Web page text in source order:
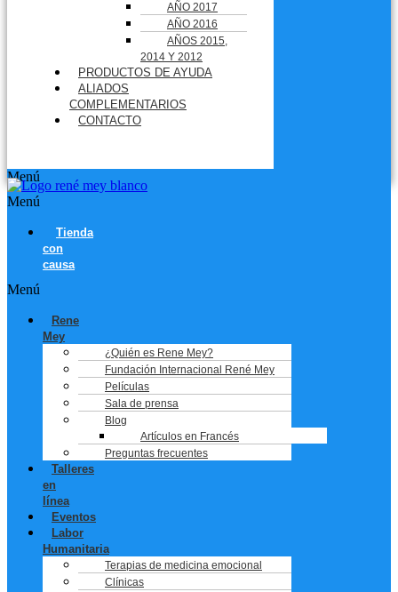
AÑO 2017
AÑO 2016
AÑOS 2015,
2014 Y 2012
PRODUCTOS DE AYUDA
ALIADOS
COMPLEMENTARIOS
CONTACTO
Menú
Menú
Tienda
con
causa
Menú
Rene
Mey
¿Quién es Rene Mey?
Fundación Internacional René Mey
Películas
Sala de prensa
Blog
Artículos en Francés
Preguntas frecuentes
Talleres
en
línea
Eventos
Labor
Humanitaria
Terapias de medicina emocional
Clínicas